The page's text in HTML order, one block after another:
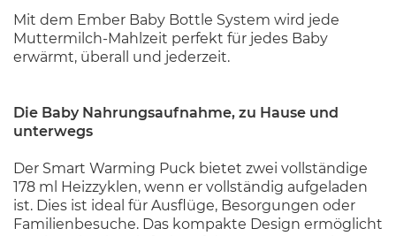
Mit dem Ember Baby Bottle System wird jede
Muttermilch-Mahlzeit perfekt für jedes Baby
erwärmt, überall und jederzeit.
Die Baby Nahrungsaufnahme, zu Hause und
unterwegs
Der Smart Warming Puck bietet zwei vollständige
178 ml Heizzyklen, wenn er vollständig aufgeladen
ist. Dies ist ideal für Ausflüge, Besorgungen oder
Familienbesuche. Das kompakte Design ermöglicht